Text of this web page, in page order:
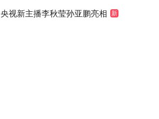
央视新主播李秋莹孙亚鹏亮相 新